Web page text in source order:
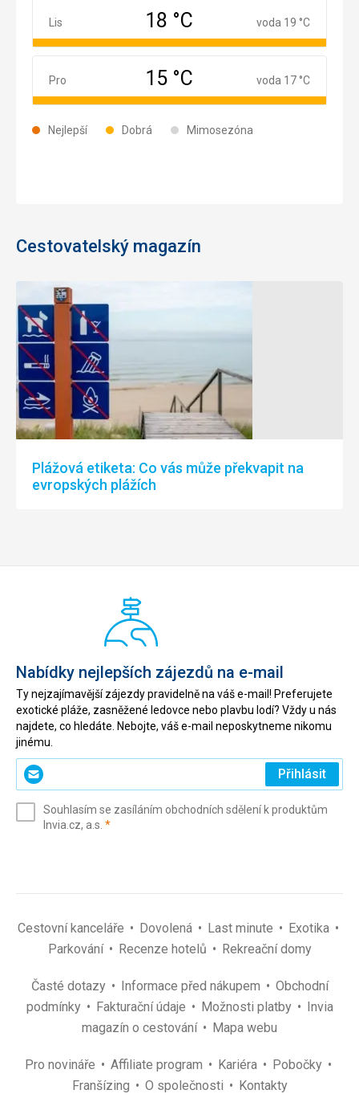
Nejlepší Dobrá Mimosezóna
Listopad
Lis 18 °C voda 19 °C
Prosinec
Pro 15 °C voda 17 °C
Cestovatelský magazín
Plážová etiketa: Co vás může překvapit na
evropských plážích
Nabídky nejlepších zájezdů na e-mail
Ty nejzajímavější zájezdy pravidelně na váš e-mail! Preferujete
exotické pláže, zasněžené ledovce nebo plavbu lodí? Vždy u nás
najdete, co hledáte. Nebojte, váš e-mail neposkytneme nikomu
jinému.
Zadejte
svůj
(povinné)
Přihlásit
Souhlasím se zasíláním obchodních sdělení k produktům
Invia.cz, a.s. *(povinné)
Cestovní kanceláře Dovolená Last minute
Exotika
Parkování
Recenze hotelů Rekreační domy
Časté dotazy Informace před nákupem
Obchodní
podmínky
Fakturační údaje Možnosti platby
Invia
magazín o cestování
Mapa webu
Pro novináře Affiliate program Kariéra
Pobočky
Franšízing
O společnosti Kontakty